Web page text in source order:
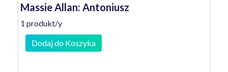
Massie Allan: Antoniusz
1 produkt/y
Dodaj do Koszyka